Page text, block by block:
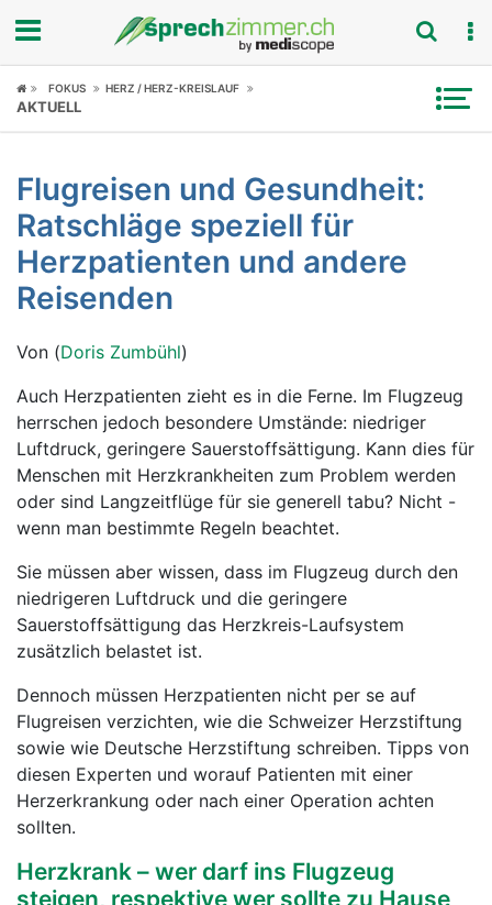
Fokus
Symptome
Untersuchungen
News
Ratgeber
Rubriken
FOKUS HERZ / HERZ-KREISLAUF
AKTUELL
Flugreisen und Gesundheit:
Ratschläge speziell für
Herzpatienten und andere
Reisenden
Von (Doris Zumbühl)
Auch Herzpatienten zieht es in die Ferne. Im Flugzeug
herrschen jedoch besondere Umstände: niedriger
Luftdruck, geringere Sauerstoffsättigung. Kann dies für
Menschen mit Herzkrankheiten zum Problem werden
oder sind Langzeitflüge für sie generell tabu? Nicht -
wenn man bestimmte Regeln beachtet.
Sie müssen aber wissen, dass im Flugzeug durch den
niedrigeren Luftdruck und die geringere
Sauerstoffsättigung das Herzkreis-Laufsystem
zusätzlich belastet ist.
Dennoch müssen Herzpatienten nicht per se auf
Flugreisen verzichten, wie die Schweizer Herzstiftung
sowie wie Deutsche Herzstiftung schreiben. Tipps von
diesen Experten und worauf Patienten mit einer
Herzerkrankung oder nach einer Operation achten
sollten.
Herzkrank – wer darf ins Flugzeug
steigen, respektive wer sollte zu Hause